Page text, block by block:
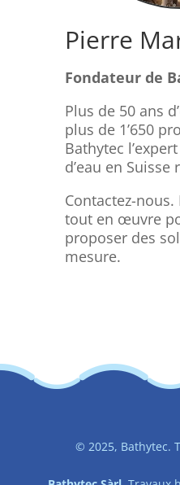
Pierre
Fondateur de
Plus de 50 ans
plus de 1’650
Bathytec
d’eau en Suisse
Contactez-
tout en œuvre
proposer des
mesure.
© 2025, Bathytec.